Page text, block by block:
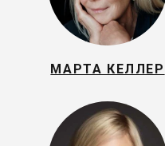
МАРТА КЕЛЛЕР